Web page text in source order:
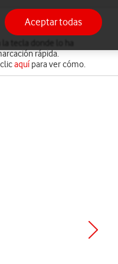
rápida.
aquípara ver cómo.
Aceptar todas